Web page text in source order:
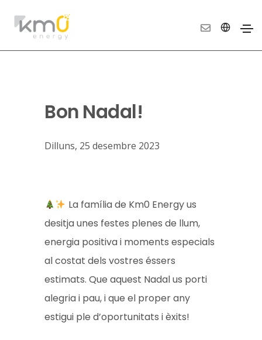
Bon Nadal!
Dilluns, 25 desembre 2023
La família de Km0 Energy us
desitja unes festes plenes de llum,
energia positiva i moments especials
al costat dels vostres éssers
estimats. Que aquest Nadal us porti
alegria i pau, i que el proper any
estigui ple d’oportunitats i èxits!